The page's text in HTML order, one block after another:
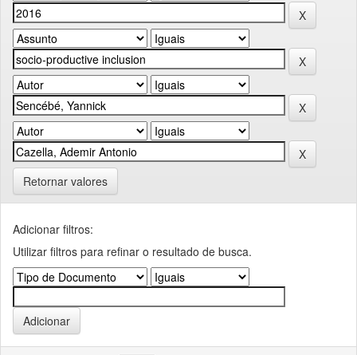
Retornar valores
Adicionar filtros:
Utilizar filtros para refinar o resultado de busca.